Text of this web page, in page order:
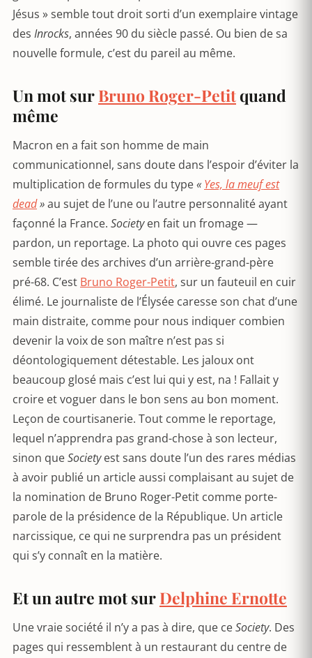
Jésus » semble tout droit sorti d’un exemplaire vintage
des Inrocks, années 90 du siècle passé. Ou bien de sa
nouvelle formule, c’est du pareil au même.
Un mot surBruno Roger-Petitquand
même
Macron en a fait son homme de main
communicationnel, sans doute dans l’espoir d’éviter la
multiplication de formules du type« Yes, la meuf est
dead»au sujet de l’une ou l’autre personnalité ayant
façonné la France. Societyen fait un fromage —
pardon, un reportage. La photo qui ouvre ces pages
semble tirée des archives d’un arrière-grand-père
pré-68. C’est Bruno Roger-Petit, sur un fauteuil en cuir
élimé. Le journaliste de l’Élysée caresse son chat d’une
main distraite, comme pour nous indiquer combien
devenir la voix de son maître n’est pas si
déontologiquement détestable. Les jaloux ont
beaucoup glosé mais c’est lui qui y est, na ! Fallait y
croire et voguer dans le bon sens au bon moment.
Leçon de courtisanerie. Tout comme le reportage,
lequel n’apprendra pas grand-chose à son lecteur,
sinon queSocietyest sans doute l’un des rares médias
à avoir publié un article aussi complaisant au sujet de
la nomination de Bruno Roger-Petit comme porte-
parole de la présidence de la République. Un article
narcissique, ce qui ne surprendra pas un président
qui s’y connaît en la matière.
Et un autre mot surDelphine Ernotte
Une vraie société il n’y a pas à dire, que ceSociety. Des
pages qui ressemblent à un restaurant du centre de